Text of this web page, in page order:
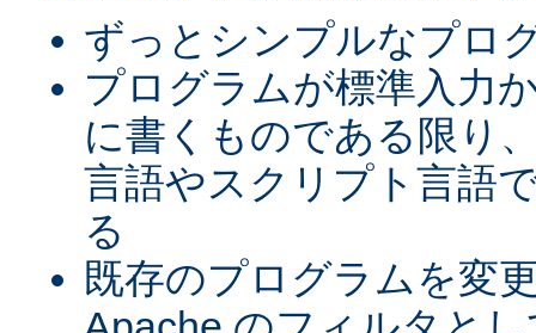
ずっとシンプルなプロ
プログラムが標準入力
に書くものである限り
言語やスクリプト言語
る
既存のプログラムを変